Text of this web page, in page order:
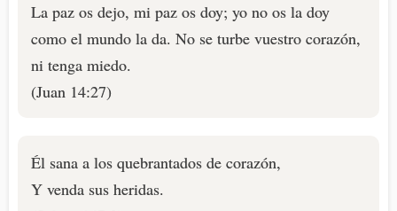
La paz os dejo, mi paz os doy; yo no os la doy
como el mundo la da. No se turbe vuestro corazón,
ni tenga miedo.
(Juan 14:27)
Él sana a los quebrantados de corazón,
Y venda sus heridas.